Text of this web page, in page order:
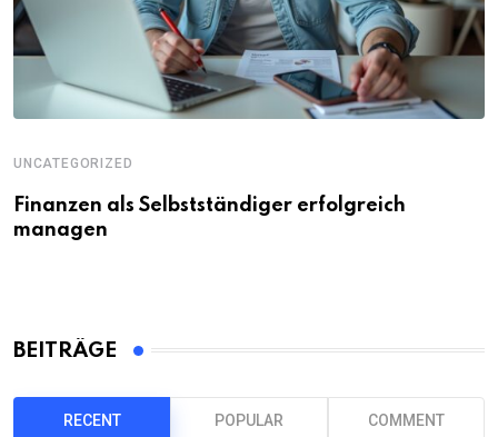
UNCATEGORIZED
Finanzen als Selbstständiger erfolgreich
managen
BEITRÄGE
RECENT POPULAR COMMENT